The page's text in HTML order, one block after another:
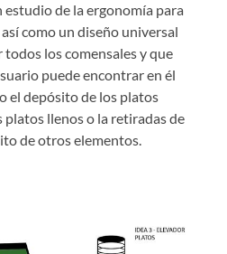
estudio de la ergonomía para
como un diseño universal
los comensales y que
puede encontrar en él
el depósito de los platos
platos llenos o la retiradas de
de otros elementos.